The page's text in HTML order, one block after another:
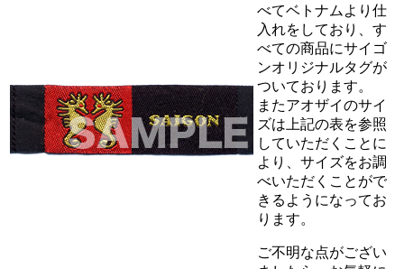
べてベトナムより仕
入れをしており、す
べての商品にサイゴ
ンオリジナルタグが
ついております。
またアオザイのサイ
ズは上記の表を参照
していただくことに
より、サイズをお調
べいただくことがで
きるようになってお
ります。
ご不明な点がござい